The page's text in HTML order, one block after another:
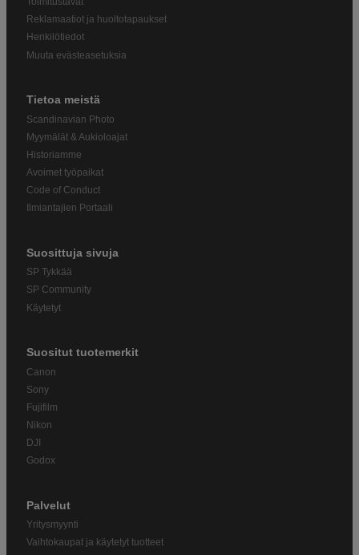
Reklamaatiot ja huoltotapaukset
Henkilötiedot
Muuta evästeasetuksia
Tietoa meistä
Scandinavian Photo
Myymälät & Aukioloajat
Historiamme
Avoimet työpaikat
Code of Conduct
Ilmiantajien Portaali
Suosittuja sivuja
SP Tykkää
SP Community
Käytetyt
Suositut tuotemerkit
Canon
Sony
Fujifilm
Nikon
DJI
Godox
Palvelut
Yritysmyynti
Vaihtokaupat ja käytetyt tuotteet